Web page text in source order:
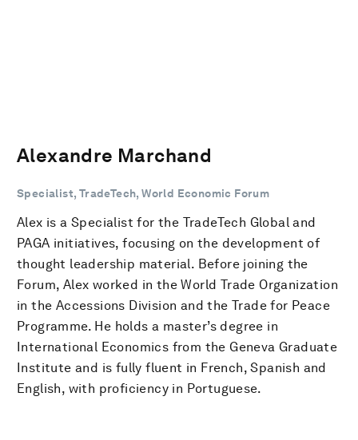
Alexandre Marchand
Specialist, TradeTech, World Economic Forum
Alex is a Specialist for the TradeTech Global and
PAGA initiatives, focusing on the development of
thought leadership material. Before joining the
Forum, Alex worked in the World Trade Organization
in the Accessions Division and the Trade for Peace
Programme. He holds a master’s degree in
International Economics from the Geneva Graduate
Institute and is fully fluent in French, Spanish and
English, with proficiency in Portuguese.